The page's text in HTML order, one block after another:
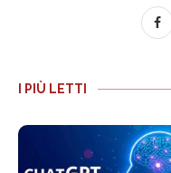
I PIÙ LETTI